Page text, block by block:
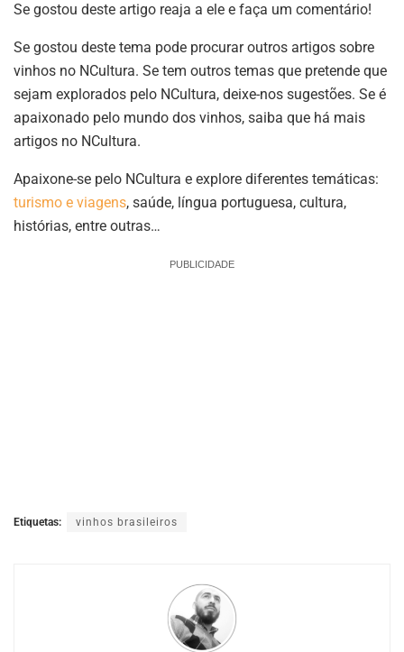
Se gostou deste artigo reaja a ele e faça um comentário!
Se gostou deste tema pode procurar outros artigos sobre
vinhos no NCultura. Se tem outros temas que pretende que
sejam explorados pelo NCultura, deixe-nos sugestões. Se é
apaixonado pelo mundo dos vinhos, saiba que há mais
artigos no NCultura.
Apaixone-se pelo NCultura e explore diferentes temáticas:
turismo e viagens, saúde, língua portuguesa, cultura,
histórias, entre outras…
PUBLICIDADE
Etiquetas: vinhos brasileiros